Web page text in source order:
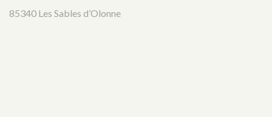
85340 Les Sables d’Olonne